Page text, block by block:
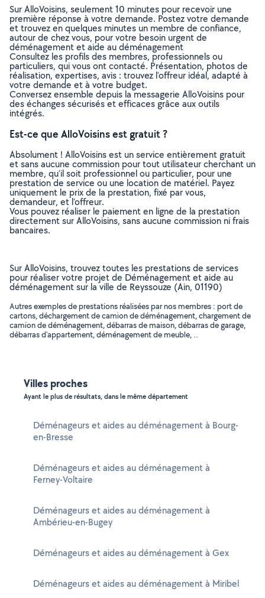
Sur AlloVoisins, seulement 10 minutes pour recevoir une
première réponse à votre demande. Postez votre demande
et trouvez en quelques minutes un membre de confiance,
autour de chez vous, pour votre besoin urgent de
déménagement et aide au déménagement
Consultez les profils des membres, professionnels ou
particuliers, qui vous ont contacté. Présentation, photos de
réalisation, expertises, avis : trouvez l'offreur idéal, adapté à
votre demande et à votre budget.
Conversez ensemble depuis la messagerie AlloVoisins pour
des échanges sécurisés et efficaces grâce aux outils
intégrés.
Est-ce que AlloVoisins est gratuit ?
Absolument ! AlloVoisins est un service entièrement gratuit
et sans aucune commission pour tout utilisateur cherchant un
membre, qu’il soit professionnel ou particulier, pour une
prestation de service ou une location de matériel. Payez
uniquement le prix de la prestation, fixé par vous,
demandeur, et l’offreur.
Vous pouvez réaliser le paiement en ligne de la prestation
directement sur AlloVoisins, sans aucune commission ni frais
bancaires.
Sur AlloVoisins, trouvez toutes les prestations de services
pour réaliser votre projet de Déménagement et aide au
déménagement sur la ville de Reyssouze (Ain, 01190)
Autres exemples de prestations réalisées par nos membres : port de
cartons, déchargement de camion de déménagement, chargement de
camion de déménagement, débarras de maison, débarras de garage,
débarras d'appartement, déménagement de meuble, ..
Villes proches
Ayant le plus de résultats, dans le même département
Déménageurs et aides au déménagement à Bourg-
en-Bresse
Déménageurs et aides au déménagement à
Ferney-Voltaire
Déménageurs et aides au déménagement à
Ambérieu-en-Bugey
Déménageurs et aides au déménagement à Gex
Déménageurs et aides au déménagement à Miribel